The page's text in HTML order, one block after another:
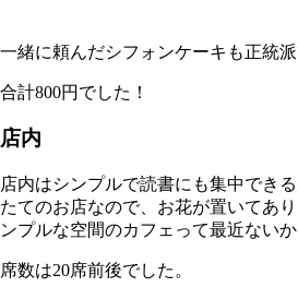
一緒に頼んだシフォンケーキも正統
合計800円でした！
店内
店内はシンプルで読書にも集中でき
たてのお店なので、お花が置いてあ
ンプルな空間のカフェって最近ない
席数は20席前後でした。